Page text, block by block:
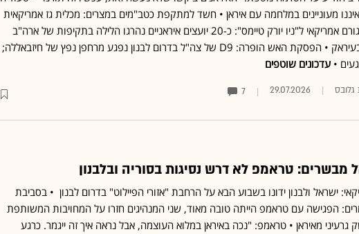
מעוניינים במלחמה עם איראן • חשד למתקפת כטב"מים במצרים: מכלית גז אמריקאית
נפגעה • גורם אמריקאי ל"ניו יורק טיימס": כ-20 יועצים איראניים נהרגו הלילה בתקיפות של ארה"ב
וסעודיה בעיראק • הפסקת האש הופרה: D9 של צה"ל בדרום לבנון נפגע מרחפן נפץ של חיזבאללה;
• עדכונים שוטפים
29.07.2026
7
מבשרים: טראמפ לא דרש נסיגות בסוריה ובלבנון
ישראל ולבנון ידונו בשבוע הבא על הרחבת "אזורי הפיילוט" בדרום לבנון • בסביבת
הפגישה עם טראמפ הייתה טובה מאוד, שני המנהיגים חזרו על המחויבות המשותפת
גרעיני מאיראן • טראמפ: "נכה באיראן במלוא העוצמה, אבל נראה איך זה ייגמר. כרגע